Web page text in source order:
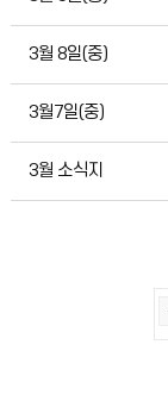
3월 8일(중)
3월7일(중)
3월 소식지